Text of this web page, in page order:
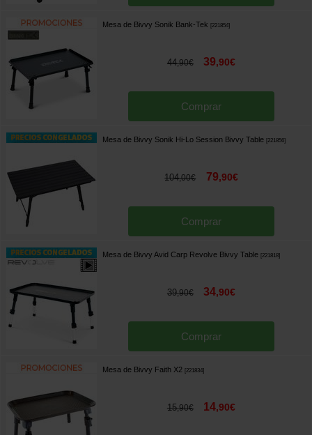
Mesa de Bivvy Sonik Bank-Tek [221854]
44,90€ 39,90€
Comprar
Mesa de Bivvy Sonik Hi-Lo Session Bivvy Table [221856]
104,00€ 79,90€
Comprar
Mesa de Bivvy Avid Carp Revolve Bivvy Table [221818]
39,90€ 34,90€
Comprar
Mesa de Bivvy Faith X2 [221834]
15,90€ 14,90€